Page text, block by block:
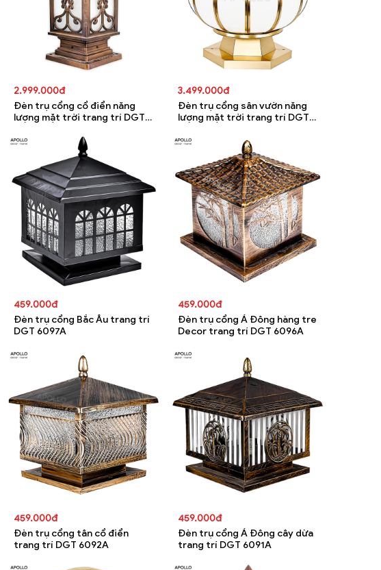
2.999.000đ
Đèn trụ cổng cổ điển năng
lượng mặt trời trang trí DGT
3.499.000đ
Đèn trụ cổng sân vườn năng
lượng mặt trời trang trí DGT
459.000đ
Đèn trụ cổng Bắc Âu trang trí
DGT 6097A
459.000đ
Đèn trụ cổng Á Đông hàng tre
Decor trang trí DGT 6096A
459.000đ
Đèn trụ cổng tân cổ điển
trang trí DGT 6092A
459.000đ
Đèn trụ cổng Á Đông cây dừa
trang trí DGT 6091A